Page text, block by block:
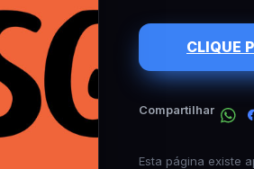
CLIQUE
Compartilhar
Esta página existe